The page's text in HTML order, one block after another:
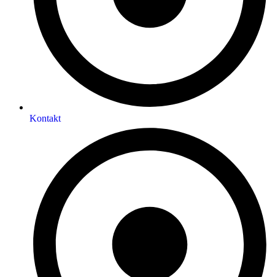
Kontakt